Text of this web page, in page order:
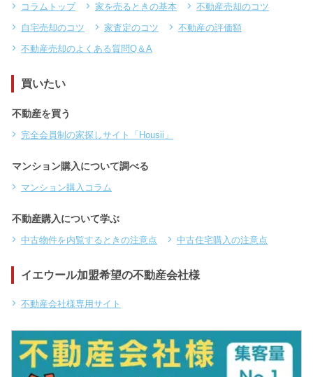
コラムトップ 家を売るときの基本
不動産売却のコツ
自宅売却のコツ
家査定のコツ
不動産の評価額
不動産売却のよくある質問Q＆A
買いたい
不動産を買う
完全会員制の家探しサイト「Housii」
マンション購入について調べる
マンション購入コラム
不動産購入について学ぶ
中古物件を内覧するときの注意点 中古住宅購入の注意点
イエウール加盟希望の不動産会社様
不動産会社様専用サイト